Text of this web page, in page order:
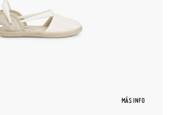
MÁS INFO